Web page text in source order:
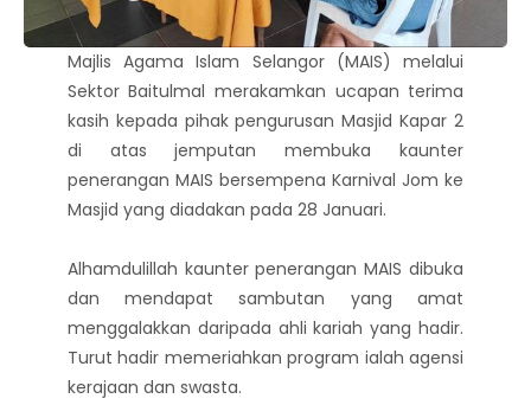
Majlis Agama Islam Selangor (MAIS) melalui
Sektor Baitulmal merakamkan ucapan terima
kasih kepada pihak pengurusan Masjid Kapar 2
di atas jemputan membuka kaunter
penerangan MAIS bersempena Karnival Jom ke
Masjid yang diadakan pada 28 Januari.
Alhamdulillah kaunter penerangan MAIS dibuka
dan mendapat sambutan yang amat
menggalakkan daripada ahli kariah yang hadir.
Turut hadir memeriahkan program ialah agensi
kerajaan dan swasta.